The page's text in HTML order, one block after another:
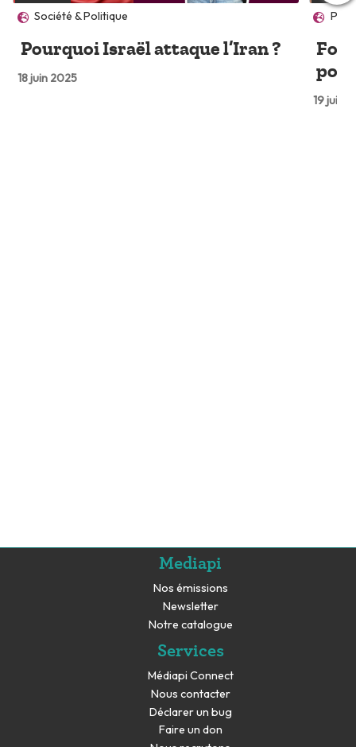
Société & Politique
Pourquoi Israël attaque l’Iran ?
18 juin 2025
19 juin
Mediapi
Nos émissions
Newsletter
Notre catalogue
Services
Médiapi Connect
Nous contacter
Déclarer un bug
Faire un don